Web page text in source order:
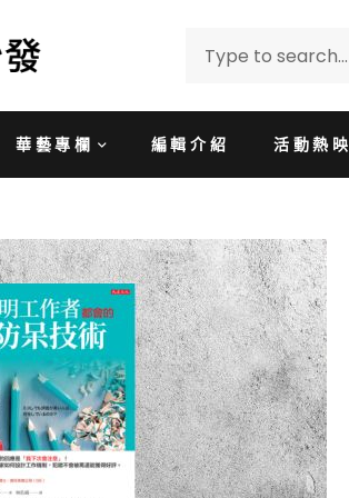
華藝專欄 編輯介紹 活動熱映